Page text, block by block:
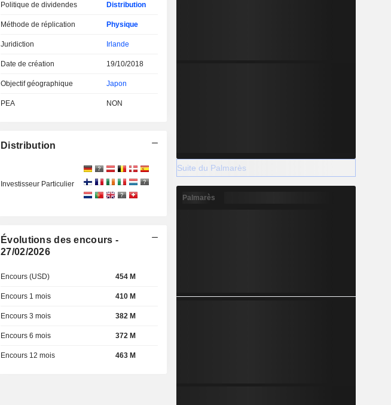
Politique de dividendes Distribution
Méthode de réplication Physique
Juridiction Irlande
Date de création 19/10/2018
Objectif géographique Japon
PEA NON
Distribution
Investisseur Particulier
Évolutions des encours -
27/02/2026
Encours (USD) 454 M
Encours 1 mois 410 M
Encours 3 mois 382 M
Encours 6 mois 372 M
Encours 12 mois 463 M
Suite du Palmarès
Palmarès